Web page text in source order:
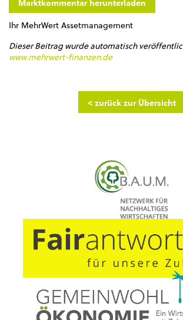
Ihr MehrWert Assetmanagement
Dieser Beitrag wurde automatisch
www.mehrwert-finanzen.de
< zurück zur Übersicht